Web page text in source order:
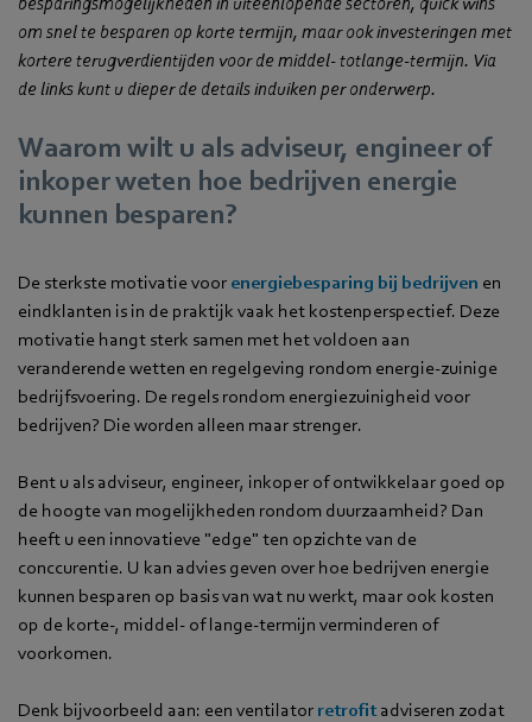
om snel te besparen op korte termijn, maar ook investeringen met
kortere terugverdientijden voor de middel- totlange-termijn. Via
de links kunt u dieper de details induiken per onderwerp.
Waarom wilt u als adviseur, engineer of
inkoper weten hoe bedrijven energie
kunnen besparen?
De sterkste motivatie voor energiebesparing bij bedrijven en
eindklanten is in de praktijk vaak het kostenperspectief. Deze
motivatie hangt sterk samen met het voldoen aan
veranderende wetten en regelgeving rondom energie-zuinige
bedrijfsvoering. De regels rondom energiezuinigheid voor
bedrijven? Die worden alleen maar strenger.
Bent u als adviseur, engineer, inkoper of ontwikkelaar goed op
de hoogte van mogelijkheden rondom duurzaamheid? Dan
heeft u een innovatieve "edge" ten opzichte van de
conccurentie. U kan advies geven over hoe bedrijven energie
kunnen besparen op basis van wat nu werkt, maar ook kosten
op de korte-, middel- of lange-termijn verminderen of
voorkomen.
Denk bijvoorbeeld aan: een ventilator retrofitadviseren zodat